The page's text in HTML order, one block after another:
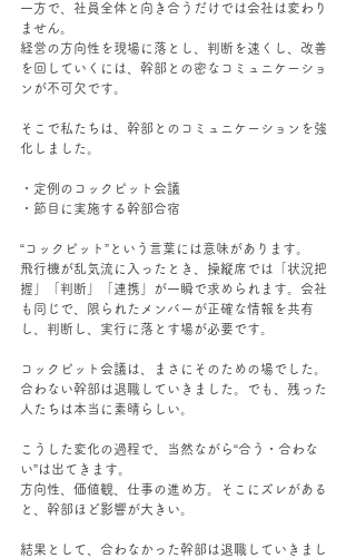
一方で、社員全体と向き合うだけでは会社は変わり
ません。
経営の方向性を現場に落とし、判断を速くし、改善
を回していくには、幹部との密なコミュニケーショ
ンが不可欠です。
そこで私たちは、幹部とのコミュニケーションを強
化しました。
・定例のコックピット会議
・節目に実施する幹部合宿
“コックピット”という言葉には意味があります。
飛行機が乱気流に入ったとき、操縦席では「状況把
握」「判断」「連携」が一瞬で求められます。会社
も同じで、限られたメンバーが正確な情報を共有
し、判断し、実行に落とす場が必要です。
コックピット会議は、まさにそのための場でした。
合わない幹部は退職していきました。でも、残った
人たちは本当に素晴らしい。
こうした変化の過程で、当然ながら“合う・合わな
い”は出てきます。
方向性、価値観、仕事の進め方。そこにズレがある
と、幹部ほど影響が大きい。
結果として、合わなかった幹部は退職していきまし